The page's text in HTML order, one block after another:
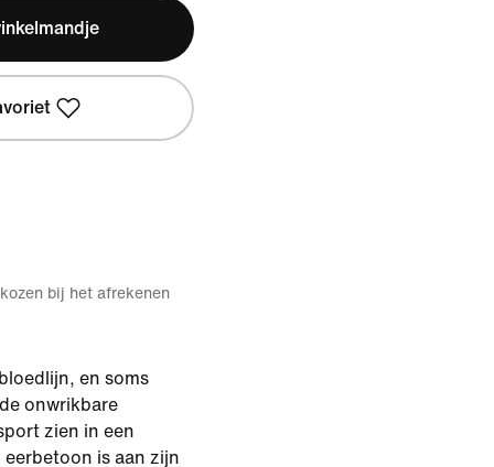
bij het afrekenen
en soms
onwrikbare
zien in een
is aan zijn